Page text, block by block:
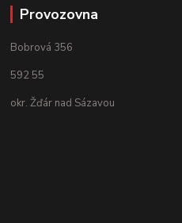
Provozovna
Bobrová 356
592 55
okr. Žďár nad Sázavou